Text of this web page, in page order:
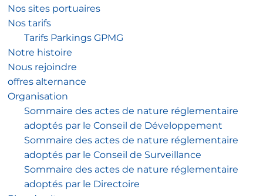
Nos sites portuaires
Nos tarifs
Tarifs Parkings GPMG
Notre histoire
Nous rejoindre
offres alternance
Organisation
Sommaire des actes de nature réglementaire
adoptés par le Conseil de Développement
Sommaire des actes de nature réglementaire
adoptés par le Conseil de Surveillance
Sommaire des actes de nature réglementaire
adoptés par le Directoire